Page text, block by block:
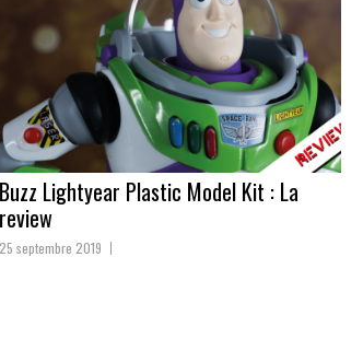
Buzz Lightyear Plastic Model Kit : La
review
25 septembre 2019